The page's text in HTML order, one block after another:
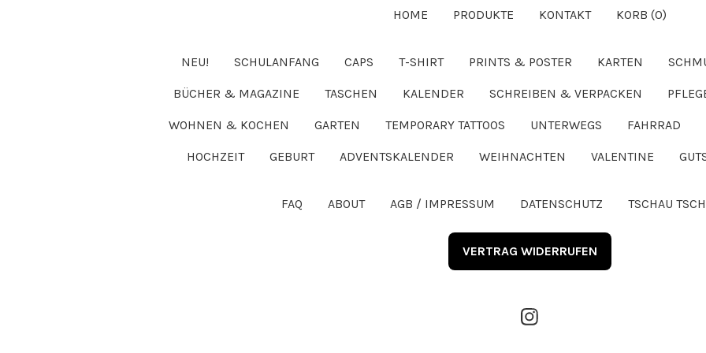
DU?
HOME PRODUKTE KONTAKT KORB (0)
NEU! SCHULANFANG CAPS T-SHIRT PRINTS & POSTER KARTEN
BÜCHER & MAGAZINE TASCHEN KALENDER SCHREIBEN & VERPACKEN
WOHNEN & KOCHEN GARTEN TEMPORARY TATTOOS UNTERWEGS FAHRRAD
HOCHZEIT GEBURT ADVENTSKALENDER WEIHNACHTEN VALENTINE
FAQ ABOUT AGB / IMPRESSUM DATENSCHUTZ TSCHAU
VERTRAG WIDERRUFEN